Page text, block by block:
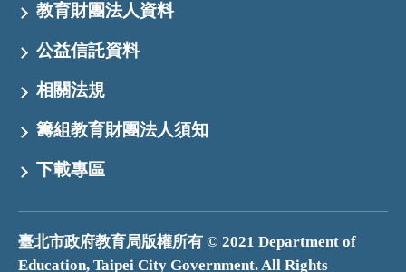
教育財團法人資料
公益信託資料
相關法規
籌組教育財團法人須知
下載專區
臺北市政府教育局版權所有 © 2021 Department of
Education, Taipei City Government. All Rights